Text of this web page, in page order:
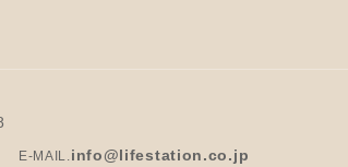
E-MAIL.info@lifestation.co.jp